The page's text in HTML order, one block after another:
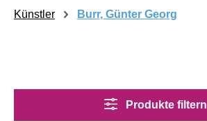
Künstler Burr, Günter Georg
Produkte filtern